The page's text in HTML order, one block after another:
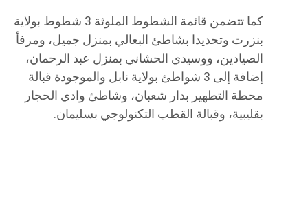
كما تتضمن قائمة الشطوط الملوثة 3 شطوط بولاية
بنزرت وتحديدا بشاطئ البعالي بمنزل جميل، ومرفأ
الصيادين، ووسيدي الحشاني بمنزل عبد الرحمان،
إضافة إلى 3 شواطئ بولاية نابل والموجودة قبالة
محطة التطهير بدار شعبان، وشاطئ وادي الحجار
بقليبية، وقبالة القطب التكنولوجي بسليمان.